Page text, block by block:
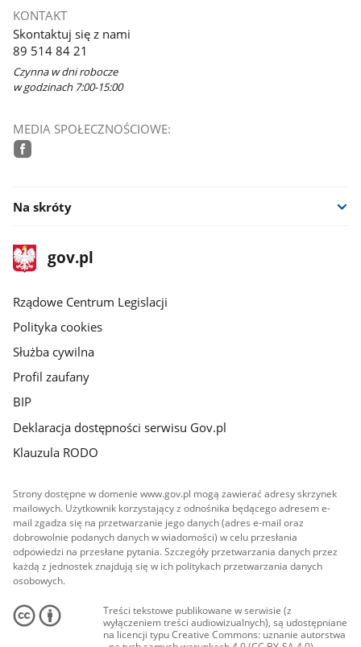
KONTAKT
Skontaktuj się z nami
89 514 84 21
Czynna w dni robocze
w godzinach 7:00-15:00
MEDIA SPOŁECZNOŚCIOWE:
Na skróty
stopka
gov.plStrona
gov.pl
Rządowe Centrum Legislacji
Polityka cookies
Służba cywilna
Profil zaufany
BIP
Deklaracja dostępności serwisu Gov.pl
Klauzula RODO
Strony dostępne w domenie www.gov.pl mogą zawierać adresy skrzynek
mailowych. Użytkownik korzystający z odnośnika będącego adresem e-
mail zgadza się na przetwarzanie jego danych (adres e-mail oraz
dobrowolnie podanych danych w wiadomości) w celu przesłania
odpowiedzi na przesłane pytania. Szczegóły przetwarzania danych przez
każdą z jednostek znajdują się w ich politykach przetwarzania danych
osobowych.
Treści tekstowe publikowane w serwisie (z
wyłączeniem treści audiowizualnych), są udostępniane
na licencji typu Creative Commons: uznanie autorstwa